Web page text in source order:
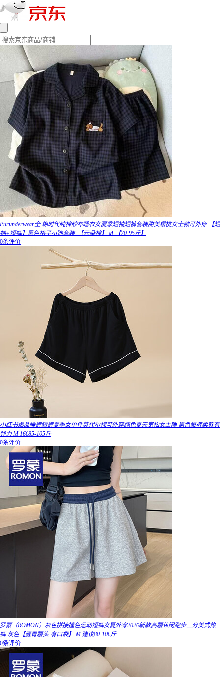
Purunderwear全 棉时代纯棉纱布睡衣女夏季短袖短裤套装甜美樱桃女士款可外穿 【短
袖+短裤】黑色格子小狗套装_【云朵棉】 M 【70-95斤】
0条评价
小红书爆品睡裤短裤夏季女单件莫代尔棉可外穿纯色夏天宽松女士睡 黑色短裤柔软有
弹力 M 16085-105斤
0条评价
罗蒙（ROMON）灰色拼接撞色运动短裤女夏外穿2026新款高腰休闲跑步三分美式热
裤 灰色【藏青腰头-有口袋】 M 建议80-100斤
0条评价